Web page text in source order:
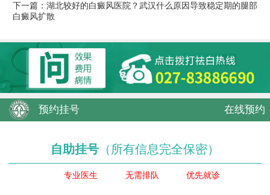
下一篇： 湖北较好的白癜风医院？武汉什么原因导致稳定期的腿部
白癜风扩散
预约挂号 在线预约
自助挂号 （所有信息完全保密）
专业医生 无需排队 优先就诊